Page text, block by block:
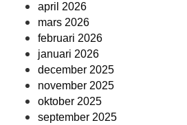
april 2026
mars 2026
februari 2026
januari 2026
december 2025
november 2025
oktober 2025
september 2025